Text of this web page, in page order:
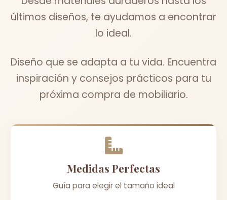
últimos diseños, te ayudamos a encontrar
lo ideal.
Diseño que se adapta a tu vida. Encuentra
inspiración y consejos prácticos para tu
próxima compra de mobiliario.
Medidas Perfectas
Guía para elegir el tamaño ideal